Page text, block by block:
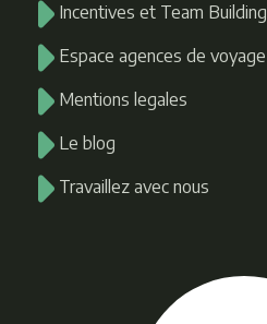
Incentives et Team Building
Espace agences de voyage
Mentions legales
Le blog
Travaillez avec nous